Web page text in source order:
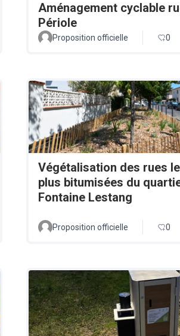
Aménagement cyclable
Périole
Proposition officielle 0
Végétalisation des rues
plus bitumisées du
Fontaine Lestang
Proposition officielle 0